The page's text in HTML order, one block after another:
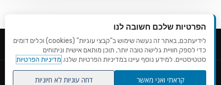
Copyright © 2026 | Powered by |ConsultStreet theme by
הפרטיות שלכם חשובה לנו
לידיעתכם, באתר זה נעשה שימוש ב"קבצי עוגיות" (cookies) וכלים דומים
כדי לספק חוויית גלישה טובה יותר, תוכן מותאם אישית וניתוחים
סטטיסטיים. למידע נוסף עיינו במדיניות הפרטיות שלנו.מדיניות הפרטיות
קראתי ואני מאשר דחה עוגיות לא חיוניות